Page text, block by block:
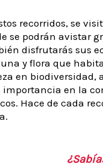
recorridos, se
se podrán avistar
disfrutarás sus
y flora que
en biodiversidad,
importancia en la
Hace de cada